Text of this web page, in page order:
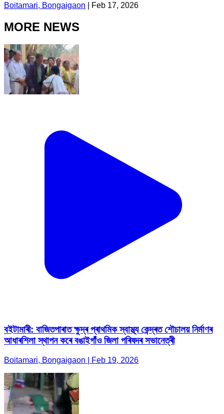
Boitamari, Bongaigaon Feb 17, 2026
MORE NEWS
বইটামাৰী: বাজিতপাৰাত ক্ষুদ্ৰ প্ৰাথমিক স্বাস্থ্য কেন্দ্ৰত শৌচালয় নিৰ্মাণৰ
আধাৰশিলা স্থাপন কৰে বঙাইগাঁও জিলা পৰিষদৰ সভানেত্ৰী
Boitamari, Bongaigaon | Feb 19, 2026